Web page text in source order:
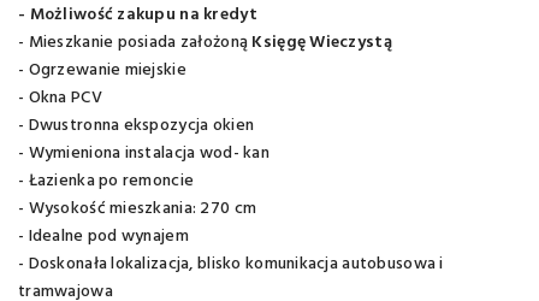
- Możliwość zakupu na kredyt
- Mieszkanie posiada założonąKsięgę Wieczystą
- Ogrzewanie miejskie
- Okna PCV
- Dwustronna ekspozycja okien
- Wymieniona instalacja wod- kan
- Łazienka po remoncie
- Wysokość mieszkania: 270 cm
- Idealne pod wynajem
- Doskonała lokalizacja, blisko komunikacja autobusowa i
tramwajowa